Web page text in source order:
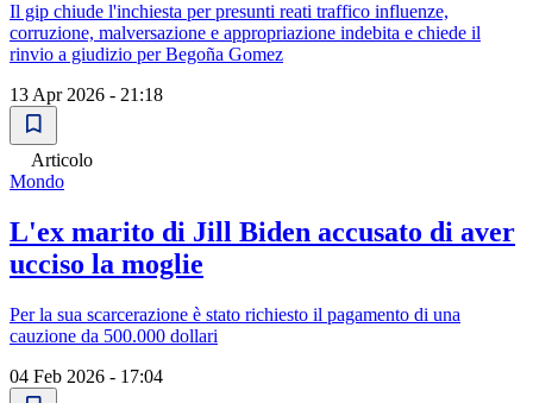
Il gip chiude l'inchiesta per presunti reati traffico influenze,
corruzione, malversazione e appropriazione indebita e chiede il
rinvio a giudizio per Begoña Gomez
13 Apr 2026 - 21:18
Articolo
Mondo
L'ex marito di Jill Biden accusato di aver
ucciso la moglie
Per la sua scarcerazione è stato richiesto il pagamento di una
cauzione da 500.000 dollari
04 Feb 2026 - 17:04